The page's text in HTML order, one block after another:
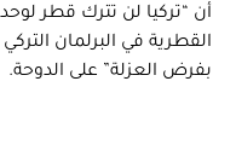
أن “تركيا لن تترك قطر
القطرية في البرلمان
بفرض العزلة” على الدوحة.